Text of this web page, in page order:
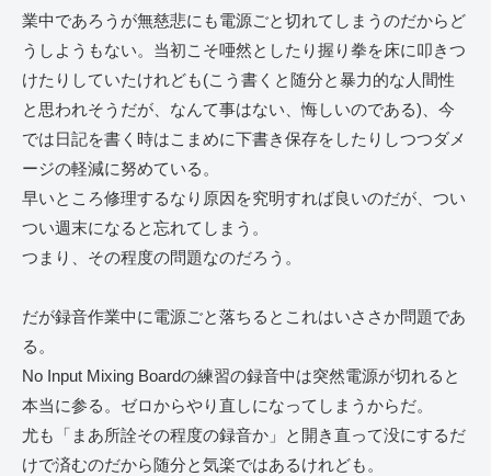
業中であろうが無慈悲にも電源ごと切れてしまうのだからど
うしようもない。当初こそ唖然としたり握り拳を床に叩きつ
けたりしていたけれども(こう書くと随分と暴力的な人間性
と思われそうだが、なんて事はない、悔しいのである)、今
では日記を書く時はこまめに下書き保存をしたりしつつダメ
ージの軽減に努めている。
早いところ修理するなり原因を究明すれば良いのだが、つい
つい週末になると忘れてしまう。
つまり、その程度の問題なのだろう。
だが録音作業中に電源ごと落ちるとこれはいささか問題であ
る。
No Input Mixing Boardの練習の録音中は突然電源が切れると
本当に参る。ゼロからやり直しになってしまうからだ。
尤も「まあ所詮その程度の録音か」と開き直って没にするだ
けで済むのだから随分と気楽ではあるけれども。